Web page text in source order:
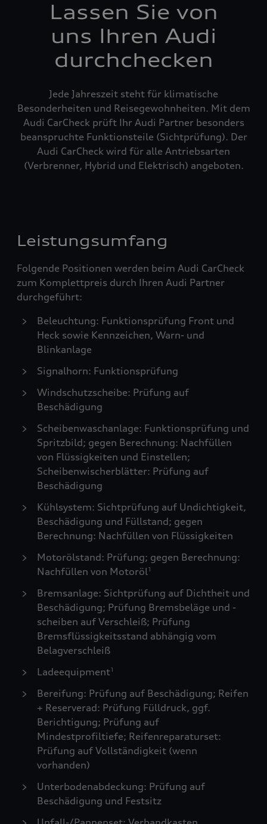
Lassen Sie von
uns Ihren Audi
durchchecken
Jede Jahreszeit steht für klimatische
Besonderheiten und Reisegewohnheiten. Mit dem
Audi CarCheck prüft Ihr Audi Partner besonders
beanspruchte Funktionsteile (Sichtprüfung). Der
Audi CarCheck wird für alle Antriebsarten
(Verbrenner, Hybrid und Elektrisch) angeboten.
Leistungsumfang
Folgende Positionen werden beim Audi CarCheck
zum Komplettpreis durch Ihren Audi Partner
durchgeführt:
Beleuchtung: Funktionsprüfung Front und
Heck sowie Kennzeichen, Warn- und
Blinkanlage
Signalhorn: Funktionsprüfung
Windschutzscheibe: Prüfung auf
Beschädigung
Scheibenwaschanlage: Funktionsprüfung und
Spritzbild; gegen Berechnung: Nachfüllen
von Flüssigkeiten und Einstellen;
Scheibenwischerblätter: Prüfung auf
Beschädigung
Kühlsystem: Sichtprüfung auf Undichtigkeit,
Beschädigung und Füllstand; gegen
Berechnung: Nachfüllen von Flüssigkeiten
Motorölstand: Prüfung; gegen Berechnung:
Nachfüllen von Motoröl1
Bremsanlage: Sichtprüfung auf Dichtheit und
Beschädigung; Prüfung Bremsbeläge und -
scheiben auf Verschleiß; Prüfung
Bremsflüssigkeitsstand abhängig vom
Belagverschleiß
Ladeequipment1
Bereifung: Prüfung auf Beschädigung; Reifen
+ Reserverad: Prüfung Fülldruck, ggf.
Berichtigung; Prüfung auf
Mindestprofiltiefe; Reifenreparaturset:
Prüfung auf Vollständigkeit (wenn
vorhanden)
Unterbodenabdeckung: Prüfung auf
Beschädigung und Festsitz